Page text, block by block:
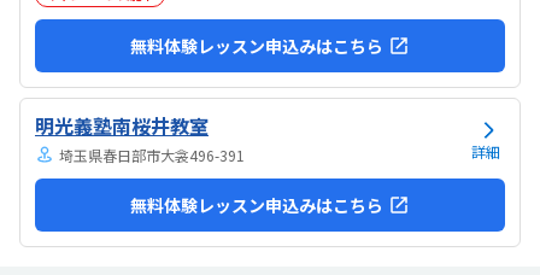
無料体験レッスン申込みはこちら
明光義塾南桜井教室
埼玉県春日部市大衾496-391 詳細
無料体験レッスン申込みはこちら